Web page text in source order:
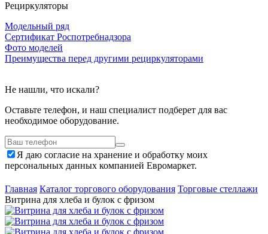
Рециркуляторы
Модельный ряд
Сертификат Роспотребнадзора
Фото моделей
Преимущества перед другими рециркуляторами
Не нашли, что искали?
Оставьте телефон, и наш специалист подберет для вас
необходимое оборудование.
Я даю согласие на хранение и обработку моих
персональных данных компанией Евромаркет.
Главная Каталог торгового оборудования Торговые стеллажи
Витрина для хлеба и булок с фризом